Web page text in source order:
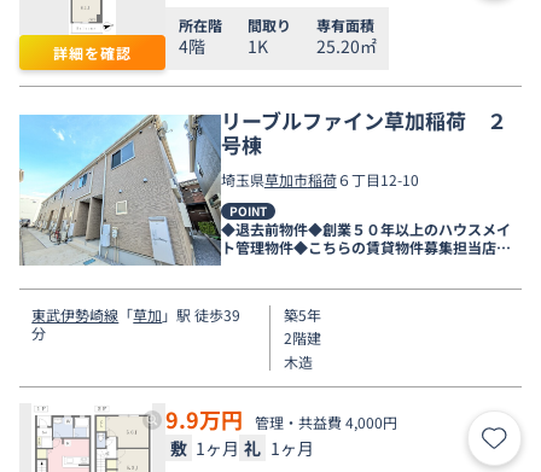
詳細を確認
所在階
4階
間取り
1K
専有面積
25.20㎡
リーブルファイン草加稲荷 ２
号棟
埼玉県草加市稲荷６丁目12-10
POINT
◆退去前物件◆創業５０年以上のハウスメイ
ト管理物件◆こちらの賃貸物件募集担当店舗
は新越谷店です◆
東武伊勢崎線 「草加 」駅 徒歩39
分
築5年
2階建
木造
9.9万円 管理・共益費 4,000円
敷 1ヶ月 礼 1ヶ月 お気